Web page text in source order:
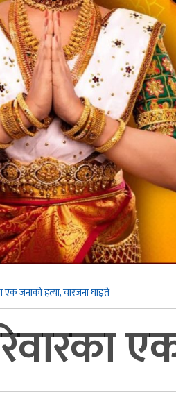
एक जनाको हत्या, चारजना घाइते